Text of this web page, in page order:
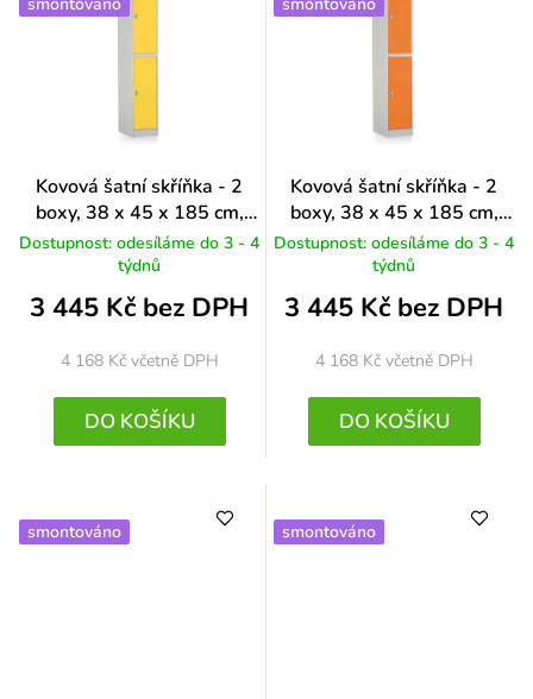
Kovová šatní skříňka - 2
boxy, 38 x 45 x 185 cm,
otočný zámek, žlutá - ral
1023
Dostupnost: odesíláme do 3 - 4
týdnů
3 445 Kč bez DPH
4 168 Kč včetně DPH
DO KOŠÍKU
Kovová šatní skříňka - 2
boxy, 38 x 45 x 185 cm,
otočný zámek, oranžová -
ral 2004
Dostupnost: odesíláme do 3 - 4
týdnů
3 445 Kč bez DPH
4 168 Kč včetně DPH
DO KOŠÍKU
smontováno smontováno